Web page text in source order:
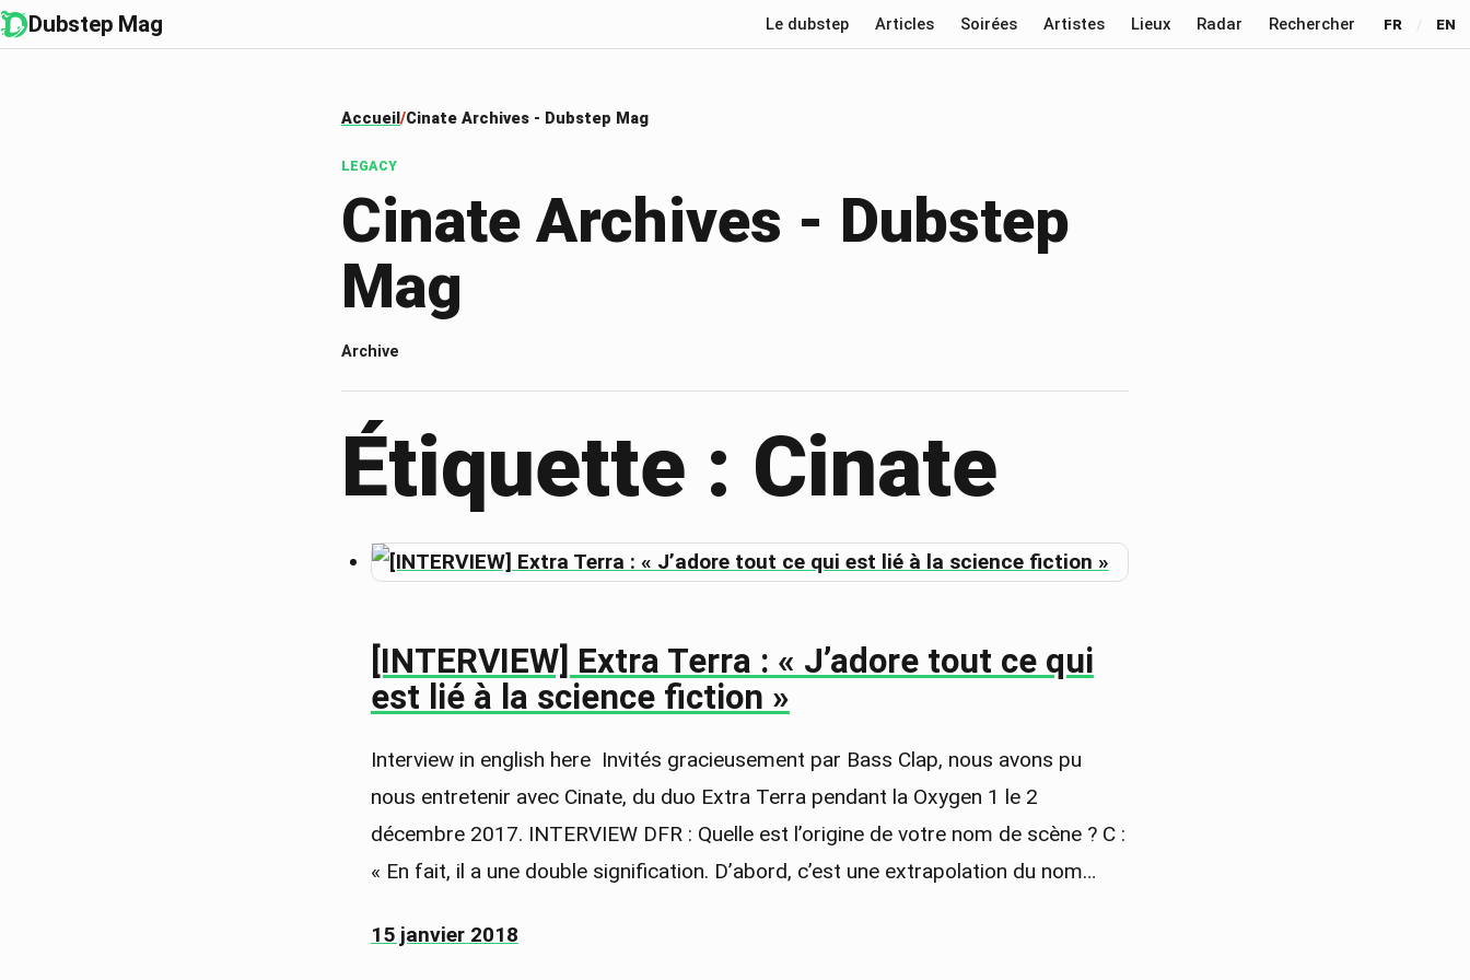
Dubstep Mag Le dubstep Articles Soirées Artistes Lieux Radar Rechercher FR / EN
Accueil Cinate Archives - Dubstep Mag
LEGACY
Cinate Archives - Dubstep
Mag
Archive
Étiquette : Cinate
[INTERVIEW] Extra Terra : « J’adore tout ce qui
est lié à la science fiction »
Interview in english here Invités gracieusement par Bass Clap, nous avons pu
nous entretenir avec Cinate, du duo Extra Terra pendant la Oxygen 1 le 2
décembre 2017. INTERVIEW DFR : Quelle est l’origine de votre nom de scène ? C :
« En fait, il a une double signification. D’abord, c’est une extrapolation du nom…
15 janvier 2018